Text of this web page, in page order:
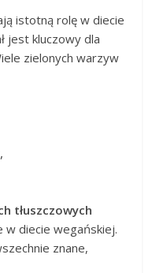
istotną rolę w diecie
jest kluczowy dla
zielonych warzyw
tłuszczowych
w diecie wegańskiej.
znane,